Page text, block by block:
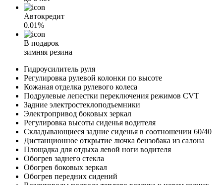
Автокредит
0.01%
В подарок
зимняя резина
Гидроусилитель руля
Регулировка рулевой колонки по высоте
Кожаная отделка рулевого колеса
Подрулевые лепестки переключения режимов CVT
Задние электростеклоподъемники
Электропривод боковых зеркал
Регулировка высоты сиденья водителя
Складывающиеся задние сиденья в соотношении 60/40
Дистанционное открытие лючка бензобака из салона
Площадка для отдыха левой ноги водителя
Обогрев заднего стекла
Обогрев боковых зеркал
Обогрев передних сидений